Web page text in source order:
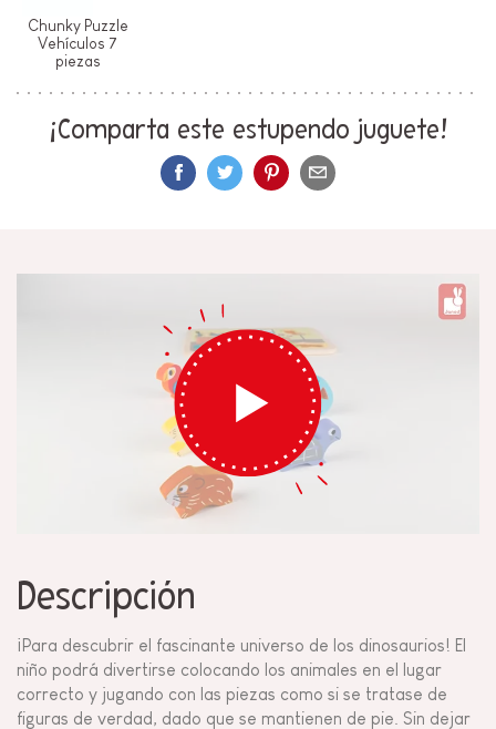
Chunky Puzzle
Vehículos 7
piezas
¡Comparta este estupendo juguete!
Descripción
¡Para descubrir el fascinante universo de los dinosaurios! El
niño podrá divertirse colocando los animales en el lugar
correcto y jugando con las piezas como si se tratase de
figuras de verdad, dado que se mantienen de pie. Sin dejar